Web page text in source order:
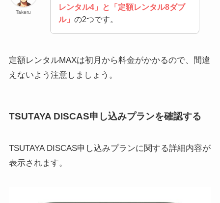
Takeru
レンタル4」と「定額レンタル8ダブ
ル」の2つです。
定額レンタルMAXは初月から料金がかかるので、間違
えないよう注意しましょう。
TSUTAYA DISCAS申し込みプランを確認する
TSUTAYA DISCAS申し込みプランに関する詳細内容が
表示されます。